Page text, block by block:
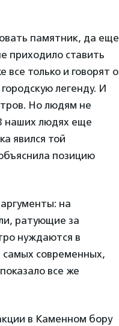
памятник, да еще
приходило ставить
только и говорят о
легенду. И
Но людям не
наших людях еще
явился той
позицию
на
ратующие за
нуждаются в
самых современных,
все же
в Каменном бору